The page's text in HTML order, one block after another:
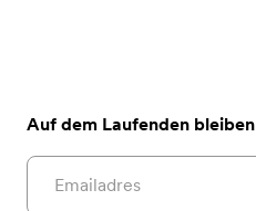
Auf dem Laufenden bleiben
Email address